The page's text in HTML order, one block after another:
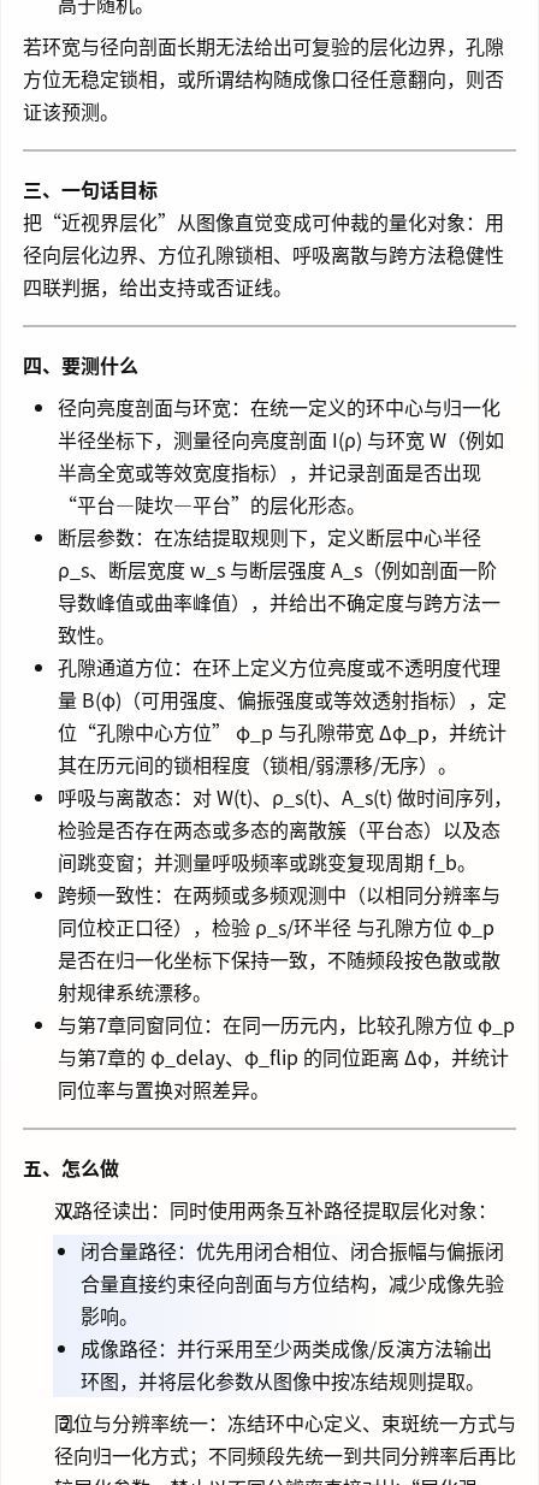
若环宽与径向剖面长期无法给出可复验的层化边界，孔隙
方位无稳定锁相，或所谓结构随成像口径任意翻向，则否
证该预测。
三、一句话目标
把“近视界层化”从图像直觉变成可仲裁的量化对象：用
径向层化边界、方位孔隙锁相、呼吸离散与跨方法稳健性
四联判据，给出支持或否证线。
四、要测什么
径向亮度剖面与环宽：在统一定义的环中心与归一化
半径坐标下，测量径向亮度剖面 I(ρ) 与环宽 W（例如
半高全宽或等效宽度指标），并记录剖面是否出现
“平台—陡坎—平台”的层化形态。
断层参数：在冻结提取规则下，定义断层中心半径
ρ_s、断层宽度 w_s 与断层强度 A_s（例如剖面一阶
导数峰值或曲率峰值），并给出不确定度与跨方法一
致性。
孔隙通道方位：在环上定义方位亮度或不透明度代理
量 B(φ)（可用强度、偏振强度或等效透射指标），定
位“孔隙中心方位” φ_p 与孔隙带宽 Δφ_p，并统计
其在历元间的锁相程度（锁相/弱漂移/无序）。
呼吸与离散态：对 W(t)、ρ_s(t)、A_s(t) 做时间序列，
检验是否存在两态或多态的离散簇（平台态）以及态
间跳变窗；并测量呼吸频率或跳变复现周期 f_b。
跨频一致性：在两频或多频观测中（以相同分辨率与
同位校正口径），检验 ρ_s/环半径 与孔隙方位 φ_p
是否在归一化坐标下保持一致，不随频段按色散或散
射规律系统漂移。
与第7章同窗同位：在同一历元内，比较孔隙方位 φ_p
与第7章的 φ_delay、φ_flip 的同位距离 Δφ，并统计
同位率与置换对照差异。
五、怎么做
双路径读出：同时使用两条互补路径提取层化对象：
闭合量路径：优先用闭合相位、闭合振幅与偏振闭
合量直接约束径向剖面与方位结构，减少成像先验
影响。
成像路径：并行采用至少两类成像/反演方法输出
环图，并将层化参数从图像中按冻结规则提取。
同位与分辨率统一：冻结环中心定义、束斑统一方式与
径向归一化方式；不同频段先统一到共同分辨率后再比